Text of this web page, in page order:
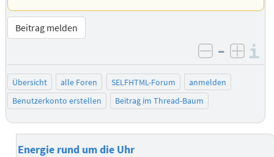
Beitrag melden
negativ
–
Übersicht alle Foren SELFHTML-Forum
anmelden
Benutzerkonto erstellen
Beitrag im Thread-Baum
Energie rund um die Uhr